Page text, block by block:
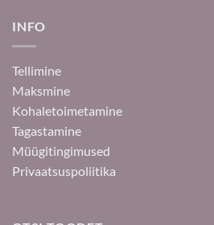
INFO
Tellimine
Maksmine
Kohaletoimetamine
Tagastamine
Müügitingimused
Privaatsuspoliitika